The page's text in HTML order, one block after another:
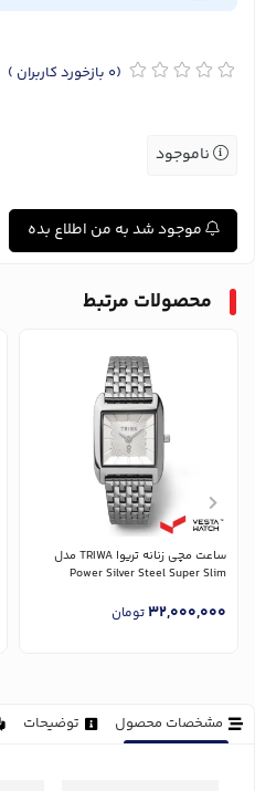
(0 بازخورد کاربران )
ناموجود
موجود شد به من اطلاع بده
محصولات مرتبط
ساعت مچی زنانه تریوا TRIWA مدل
Power Silver Steel Super Slim
32,000,000تومان
مشخصات محصول توضیحات